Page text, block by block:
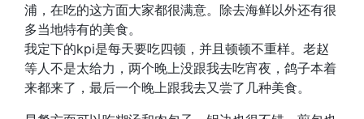
浦，在吃的这方面大家都很满意。除去海鲜以外还有很
多当地特有的美食。
我定下的kpi是每天要吃四顿，并且顿顿不重样。老赵
等人不是太给力，两个晚上没跟我去吃宵夜，鸽子本着
来都来了，最后一个晚上跟我去又尝了几种美食。